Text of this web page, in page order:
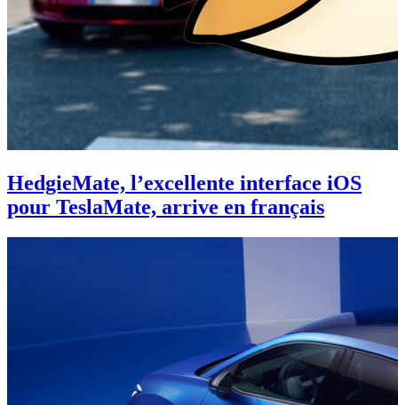
HedgieMate, l’excellente interface iOS
pour TeslaMate, arrive en français